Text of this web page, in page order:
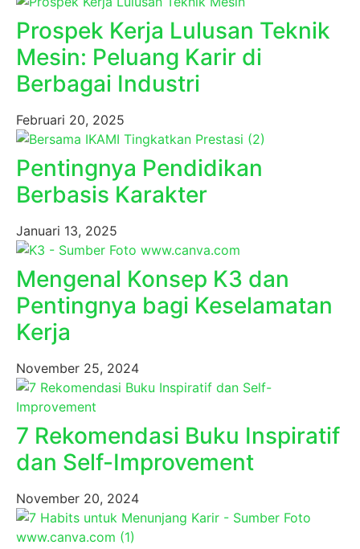
Prospek Kerja Lulusan Teknik
Mesin: Peluang Karir di
Berbagai Industri
Februari 20, 2025
Pentingnya Pendidikan
Berbasis Karakter
Januari 13, 2025
Mengenal Konsep K3 dan
Pentingnya bagi Keselamatan
Kerja
November 25, 2024
7 Rekomendasi Buku Inspiratif
dan Self-Improvement
November 20, 2024